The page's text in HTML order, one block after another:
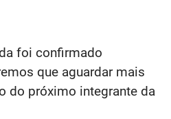
foi confirmado
que aguardar mais
do próximo integrante da